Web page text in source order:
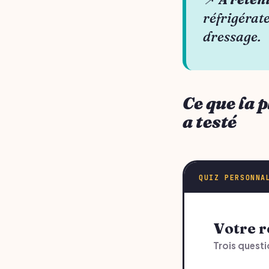
dressage.
Ce que la
a testé
QUIZ
Votre
Trois